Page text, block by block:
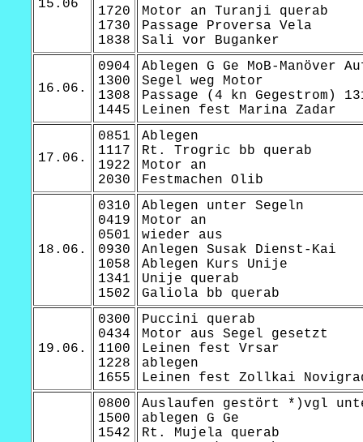
15.06
1720
1730
1838
Motor an Turanji querab
Passage Proversa Vela
Sali vor Buganker
16.06.
0904
1300
1308
1445
Ablegen G Ge MoB-Manöver
Segel weg Motor
Passage (4 kn Gegestrom)
Leinen fest Marina Zadar
17.06.
0851
1117
1922
2030
Ablegen
Rt. Trogric bb querab
Motor an
Festmachen Olib
18.06.
0310
0419
0501
0930
1058
1341
1502
Ablegen unter Segeln
Motor an
wieder aus
Anlegen Susak Dienst-Kai
Ablegen Kurs Unije
Unije querab
Galiola bb querab
19.06.
0300
0434
1100
1228
1655
Puccini querab
Motor aus Segel gesetzt
Leinen fest Vrsar
ablegen
Leinen fest Zollkai
0800
1500
1542
Auslaufen gestört *)vgl
ablegen G Ge
Rt. Mujela querab